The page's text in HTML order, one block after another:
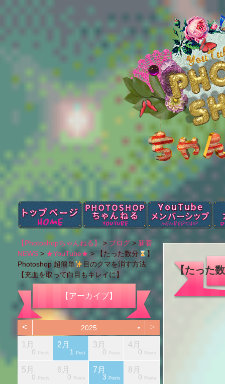
アハ体験【ショー
ト動画】
タイポグラフィ
レタッチ
肌のレタッチ
切り抜き
画像編集
色調補正
カラー変更
Photoshopの機能
Photoshop以外
お知らせ
【たった
【Photoshopちゃんねる】 > ブログ > 新着
NEWS > ★YouTube★ > 【たった数分
】
Photoshop 超簡単
目のクマを消す方法
【充血を取って白目もキレイに】
【アーカイブ】
< 2025 ▼ >
1月
0 Posts
2月
1 Post
3月
0 Posts
4月
0 Posts
5月
0 Posts
6月
0 Posts
7月
3 Posts
8月
0 Posts